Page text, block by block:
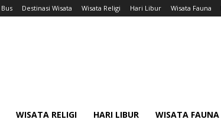
Bus Destinasi Wisata Wisata Religi Hari Libur Wisata Fauna
WISATA RELIGI HARI LIBUR WISATA FAUNA